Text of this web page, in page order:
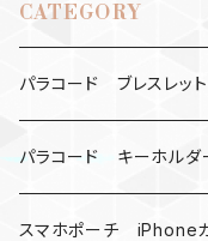
CATEGORY
パラコード ブレスレ
MAD MAX
バックル
パラコード キーホル
ハロウィン
スマホポーチ iPhone